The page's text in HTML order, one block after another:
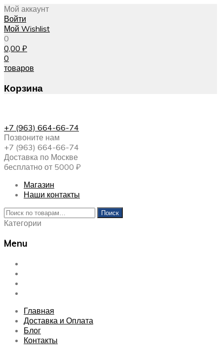
Мой аккаунт
Войти
Мой Wishlist
0
0,00 ₽
0
товаров
Корзина
+7 (963) 664-66-74
Позвоните нам
+7 (963) 664-66-74
Доставка по Москве
бесплатно от 5000 ₽
Магазин
Наши контакты
Искать:
Поиск
Категории
Menu
Skip
content
Главная
Доставка и Оплата
Блог
Контакты